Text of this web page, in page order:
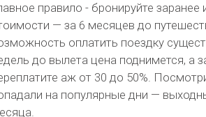
правило - бронируйте
— за 6 месяцев до
оплатить поездку
до вылета цена поднимется, а
аж от 30 до 50%.
на популярные дни —